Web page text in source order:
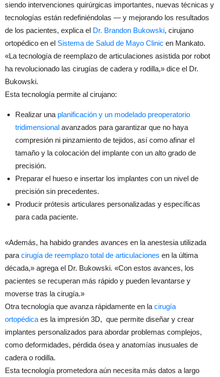
siendo intervenciones quirúrgicas importantes, nuevas técnicas y
tecnologías están redefiniéndolas — y mejorando los resultados
de los pacientes, explica el Dr. Brandon Bukowski, cirujano
ortopédico en el Sistema de Salud de Mayo Clinic en Mankato.
«La tecnología de reemplazo de articulaciones asistida por robot
ha revolucionado las cirugías de cadera y rodilla,» dice el Dr.
Bukowski.
Esta tecnología permite al cirujano:
Realizar una planificación y un modelado preoperatorio
tridimensional avanzados para garantizar que no haya
compresión ni pinzamiento de tejidos, así como afinar el
tamaño y la colocación del implante con un alto grado de
precisión.
Preparar el hueso e insertar los implantes con un nivel de
precisión sin precedentes.
Producir prótesis articulares personalizadas y específicas
para cada paciente.
«Además, ha habido grandes avances en la anestesia utilizada
para cirugía de reemplazo total de articulaciones en la última
década,» agrega el Dr. Bukowski. «Con estos avances, los
pacientes se recuperan más rápido y pueden levantarse y
moverse tras la cirugía.»
Otra tecnología que avanza rápidamente en la cirugía
ortopédica es la impresión 3D, que permite diseñar y crear
implantes personalizados para abordar problemas complejos,
como deformidades, pérdida ósea y anatomías inusuales de
cadera o rodilla.
Esta tecnología prometedora aún necesita más datos a largo